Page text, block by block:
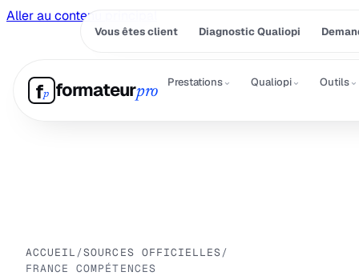
Aller au contenu principal
Vous êtes client Diagnostic Qualiopi
fp formateurpro
Prestations⌄ Qualiopi⌄ Outils⌄
ACCUEIL /SOURCES OFFICIELLES/
FRANCE COMPÉTENCES